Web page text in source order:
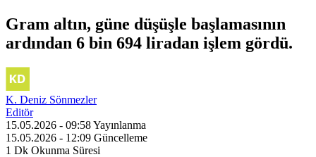
Gram altın, güne düşüşle başlamasının
ardından 6 bin 694 liradan işlem gördü.
K. Deniz Sönmezler
Editör
15.05.2026 - 09:58Yayınlanma
15.05.2026 - 12:09 Güncelleme
1 Dk Okunma Süresi